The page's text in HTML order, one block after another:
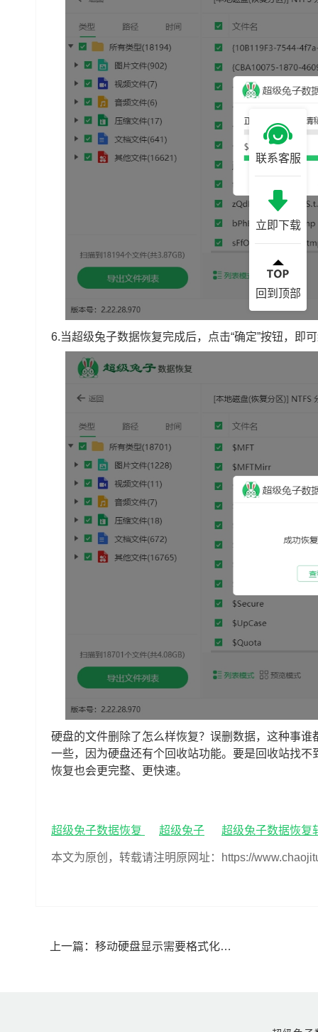
6.当超级兔子数据恢复完成后，点击“确定”按钮，即
硬盘的文件删除了怎么样恢复？误删数据，这种事
一些，因为硬盘还有个回收站功能。要是回收站找
恢复也会更完整、更快速。
超级兔子数据恢复 超级兔子 超级兔子数据恢复
本文为原创，转载请注明原网址：https://
上一篇： 移动硬盘显示需要格式化怎么恢复(移动硬盘要求格式化数据能恢复吗)
联系客服
立即下载
回到顶部